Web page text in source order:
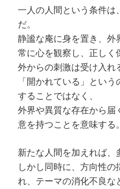
一人の人間という条件は
だ。
静謐な庵に身を置き、外
常に心を観察し、正しく
外からの刺激は受け入れ
「開かれている」とい
することではなく、
外界や異質な存在から届
意を持つことを意味する。
新たな人間を加えれば、
しかし同時に、方向性
れ、テーマの消化不良な